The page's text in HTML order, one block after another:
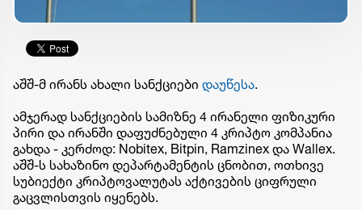
აშშ-მ ირანს ახალი სანქციები დაუწესა.
ამჯერად სანქციების სამიზნე 4 ირანელი ფიზიკური
პირი და ირანში დაფუძნებული 4 კრიპტო კომპანია
გახდა - კერძოდ: Nobitex, Bitpin, Ramzinex და Wallex.
აშშ-ს სახაზინო დეპარტამენტის ცნობით, ოთხივე
სუბიექტი კრიპტოვალუტას აქტივების ციფრული
გაცვლისთვის იყენებს.